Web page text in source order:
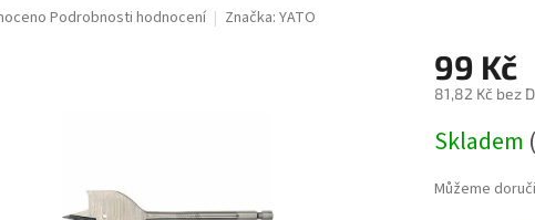
Podrobnosti hodnocení Značka: YATO
99 Kč
81,82 Kč bez
cena:
Skladem
Můžeme